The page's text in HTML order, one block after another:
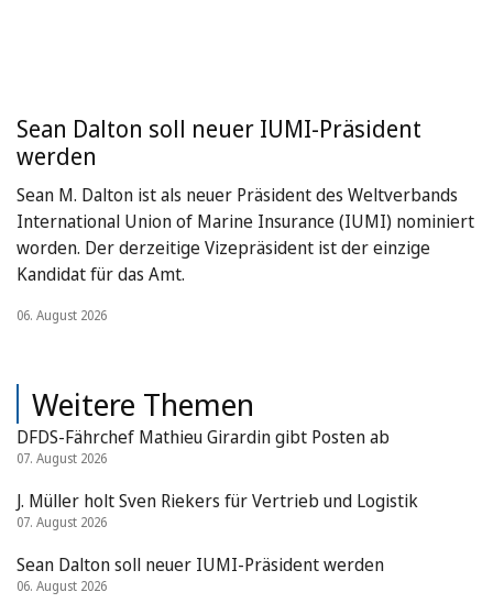
Sean Dalton soll neuer IUMI-Präsident
werden
Sean M. Dalton ist als neuer Präsident des Weltverbands
International Union of Marine Insurance (IUMI) nominiert
worden. Der derzeitige Vizepräsident ist der einzige
Kandidat für das Amt.
06. August 2026
Weitere Themen
DFDS-Fährchef Mathieu Girardin gibt Posten ab
07. August 2026
J. Müller holt Sven Riekers für Vertrieb und Logistik
07. August 2026
Sean Dalton soll neuer IUMI-Präsident werden
06. August 2026